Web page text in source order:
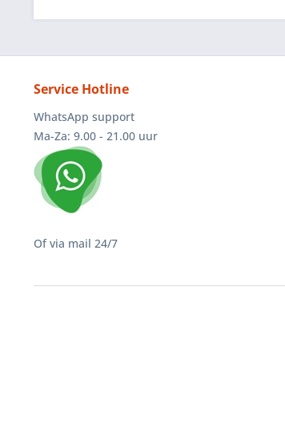
Service Hotline
WhatsApp support
Ma-Za: 9.00 - 21.00 uur
Of via mail 24/7